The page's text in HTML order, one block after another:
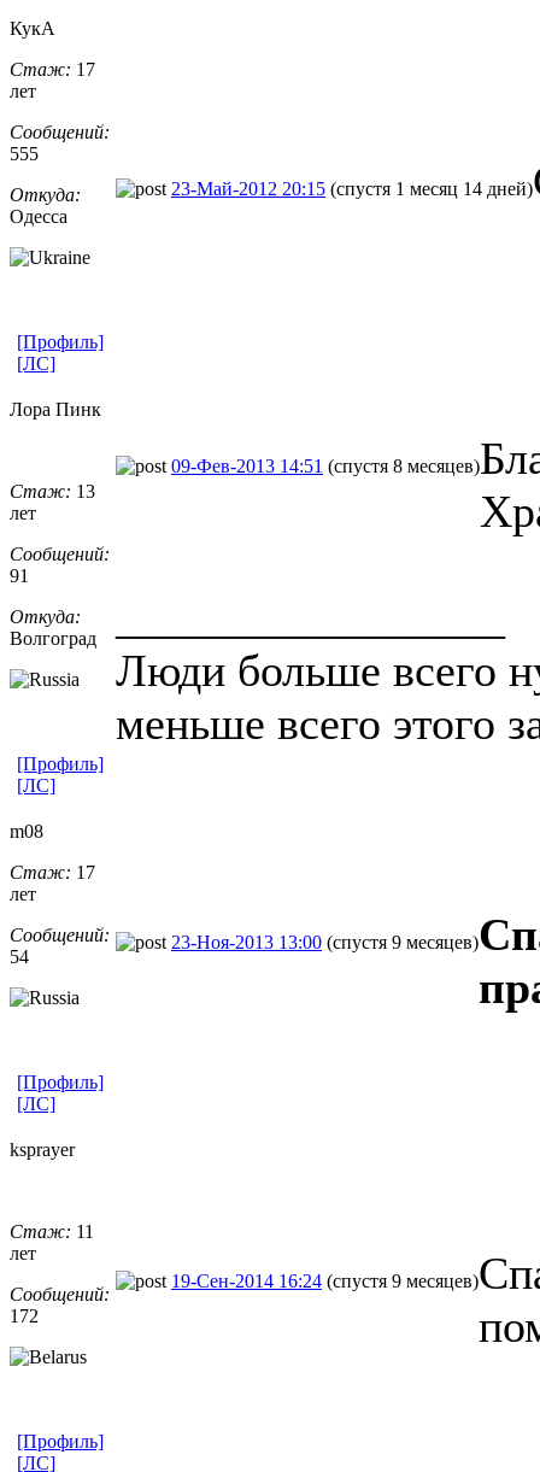
КукА
Стаж: 17
лет
Сообщений:
555
Откуда:
Одесса
23-Май-2012 20:15 (спустя 1 месяц 14 дней)
[Профиль]
[ЛС]
Лора Пинк
Стаж: 13
лет
Сообщений:
91
Откуда:
Волгоград
09-Фев-2013 14:51 (спустя 8 месяцев)
Люди больше всего
меньше всего этого
[Профиль]
[ЛС]
m08
Стаж: 17
лет
Сообщений:
54
23-Ноя-2013 13:00 (спустя 9 месяцев)
[Профиль]
[ЛС]
ksprayer
Стаж: 11
лет
Сообщений:
172
19-Сен-2014 16:24 (спустя 9 месяцев)
[Профиль]
[ЛС]